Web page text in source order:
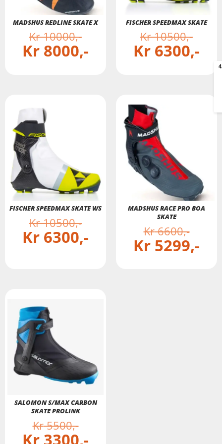
MADSHUS REDLINE SKATE X
Kr10000
Kr 8000
FISCHER SPEEDMAX SKATE
Kr10500
Kr 6300
FISCHER SPEEDMAX SKATE WS
Kr10500
Kr 6300
MADSHUS RACE PRO BOA
SKATE
Kr6600
Kr 5299
SALOMON S/MAX CARBON
SKATE PROLINK
Kr5500
Kr 3300